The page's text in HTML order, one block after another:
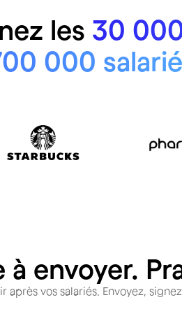
les 30
000
à envoyer.
après vos salariés. Envoyez,